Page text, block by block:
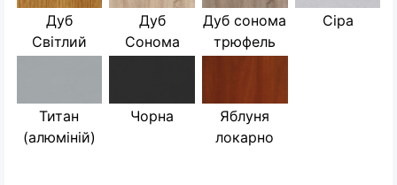
Дуб
Світлий
Дуб
Сонома
Дуб сонома
трюфель
Сіра
Титан
(алюміній)
Чорна
Яблуня
локарно